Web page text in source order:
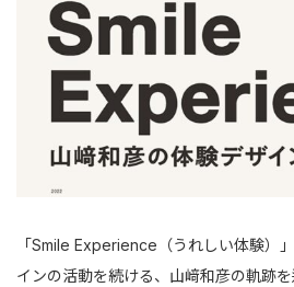
「Smile Experience（うれしい体験）
インの活動を続ける、山﨑和彦の軌跡